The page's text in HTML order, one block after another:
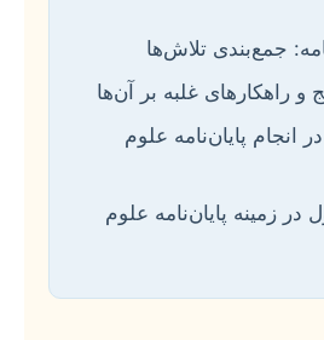
جمع‌بندی تلاش‌ها
و راهکارهای غلبه بر آن‌ها
انجام پایان‌نامه علوم
در زمینه پایان‌نامه علوم